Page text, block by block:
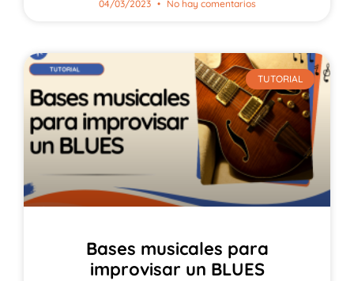
04/03/2023 No hay comentarios
TUTORIAL
Bases musicales para
improvisar un BLUES